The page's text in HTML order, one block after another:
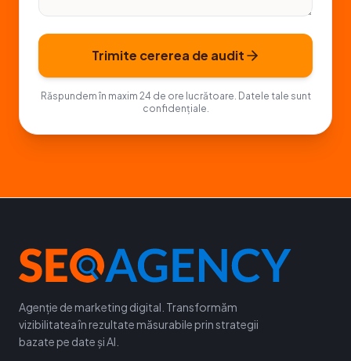
Trimite cererea de audit
Răspundem în maxim 24 de ore lucrătoare. Datele tale sunt
confidențiale.
Agenție de marketing digital. Transformăm
vizibilitatea în rezultate măsurabile prin strategii
bazate pe date și AI.